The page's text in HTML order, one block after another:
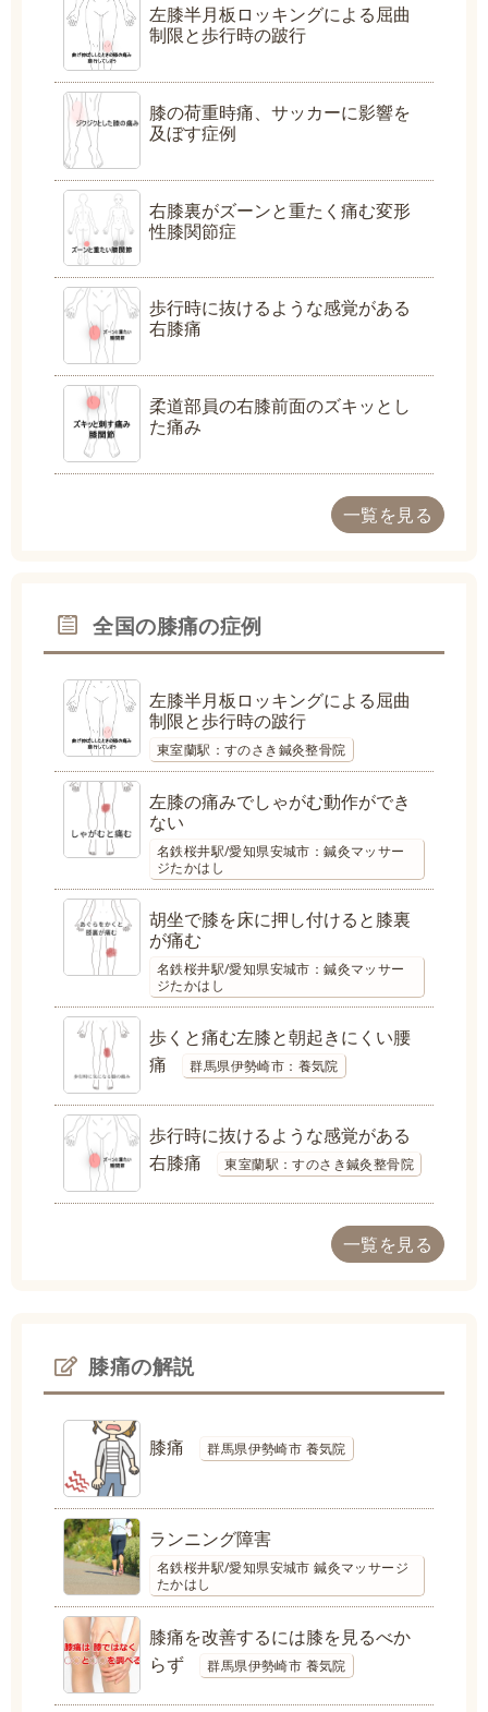
左膝半月板ロッキングによる屈曲
制限と歩行時の跛行
膝の荷重時痛、サッカーに影響を
及ぼす症例
右膝裏がズーンと重たく痛む変形
性膝関節症
歩行時に抜けるような感覚がある
右膝痛
柔道部員の右膝前面のズキッとし
た痛み
一覧を見る
全国の膝痛の症例
左膝半月板ロッキングによる屈曲
制限と歩行時の跛行
東室蘭駅：すのさき鍼灸整骨院
左膝の痛みでしゃがむ動作ができ
ない
名鉄桜井駅/愛知県安城市：鍼灸マッサー
ジたかはし
胡坐で膝を床に押し付けると膝裏
が痛む
名鉄桜井駅/愛知県安城市：鍼灸マッサー
ジたかはし
歩くと痛む左膝と朝起きにくい腰
痛
群馬県伊勢崎市：養気院
歩行時に抜けるような感覚がある
右膝痛
東室蘭駅：すのさき鍼灸整骨院
一覧を見る
膝痛の解説
膝痛 群馬県伊勢崎市 養気院
ランニング障害
名鉄桜井駅/愛知県安城市 鍼灸マッサージ
たかはし
膝痛を改善するには膝を見るべか
らず
群馬県伊勢崎市 養気院